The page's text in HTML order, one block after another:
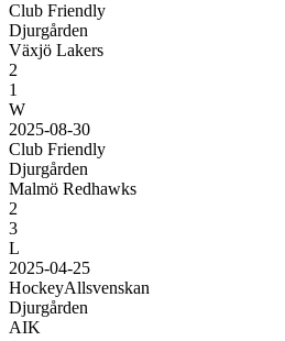
Club Friendly
Djurgården
Växjö Lakers
2
1
W
2025-08-30
Club Friendly
Djurgården
Malmö Redhawks
2
3
L
2025-04-25
HockeyAllsvenskan
Djurgården
AIK